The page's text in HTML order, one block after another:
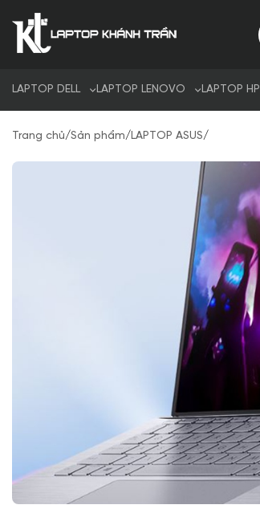
LAPTOP DELL LAPTOP LENOVO LAPTOP HP
Trang chủ/Sản phẩm/LAPTOP ASUS/